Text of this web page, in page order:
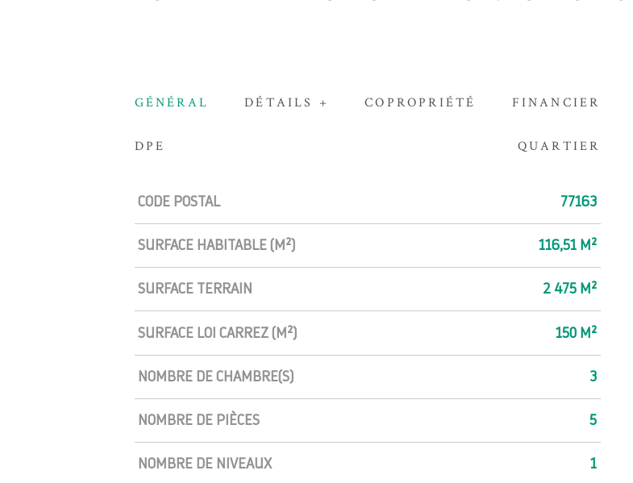
GÉNÉRAL DÉTAILS + COPROPRIÉTÉ FINANCIER
DPE QUARTIER
Caractérisque Valeurs
CODE POSTAL 77163
SURFACE HABITABLE (M²) 116,51 M²
SURFACE TERRAIN 2 475 M²
SURFACE LOI CARREZ (M²) 150 M²
NOMBRE DE CHAMBRE(S) 3
NOMBRE DE PIÈCES 5
NOMBRE DE NIVEAUX 1